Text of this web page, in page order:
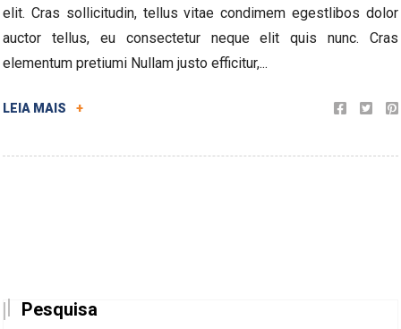
elit. Cras sollicitudin, tellus vitae condimem egestlibos dolor
auctor tellus, eu consectetur neque elit quis nunc. Cras
elementum pretiumi Nullam justo efficitur,...
LEIA MAIS +
Pesquisa